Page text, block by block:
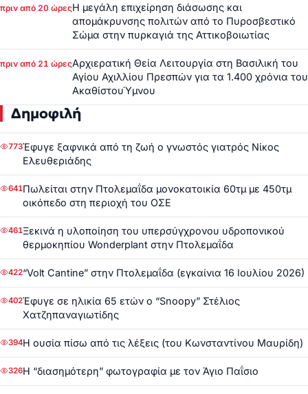
πριν από 20 ώρεςΗ μεγάλη επιχείρηση διάσωσης και
απομάκρυνσης πολιτών από το Πυροσβεστικό
Σώμα στην πυρκαγιά της Αττικοβοιωτίας
πριν από 21 ώρεςΑρχιερατική Θεία Λειτουργία στη Βασιλική του
Αγίου Αχιλλίου Πρεσπών για τα 1.400 χρόνια του
ΑκαθίστουΎμνου
Δημοφιλή
773Έφυγε ξαφνικά από τη ζωή ο γνωστός γιατρός Νίκος
Ελευθεριάδης
641Πωλείται στην Πτολεμαΐδα μονοκατοικία 60τμ με 450τμ
οικόπεδο στη περιοχή του ΟΣΕ
461Ξεκινά η υλοποίηση του υπερσύγχρονου υδροπονικού
θερμοκηπίου Wonderplant στην Πτολεμαΐδα
422“Volt Cantine” στην Πτολεμαΐδα (εγκαίνια 16 Ιουλίου 2026)
402Έφυγε σε ηλικία 65 ετών ο “Snoopy” Στέλιος
Χατζηπαναγιωτίδης
394Η ουσία πίσω από τις λέξεις (του Κωνσταντίνου Μαυρίδη)
326Η “διασημότερη” φωτογραφία με τον Άγιο Παΐσιο